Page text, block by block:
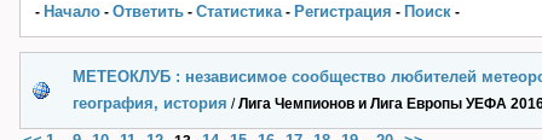
- Начало - Ответить - Статистика- Pегистрация - Поиск -
МЕТЕОКЛУБ : независимое сообщество любителей
география, история /Лига Чемпионов и Лига Европы УЕФА